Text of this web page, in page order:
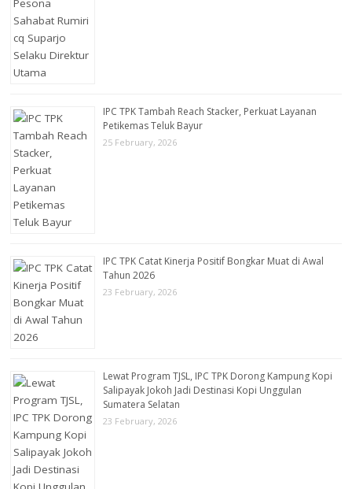
IPC TPK Tambah Reach Stacker, Perkuat Layanan
Petikemas Teluk Bayur
25 February, 2026
IPC TPK Catat Kinerja Positif Bongkar Muat di Awal
Tahun 2026
23 February, 2026
Lewat Program TJSL, IPC TPK Dorong Kampung Kopi
Salipayak Jokoh Jadi Destinasi Kopi Unggulan
Sumatera Selatan
23 February, 2026